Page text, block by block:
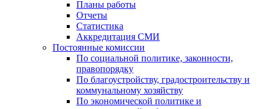
Планы работы
Отчеты
Статистика
Аккредитация СМИ
Постоянные комиссии
По социальной политике, законности,
правопорядку
По благоустройству, градостроительству и
коммунальному хозяйству
По экономической политике и